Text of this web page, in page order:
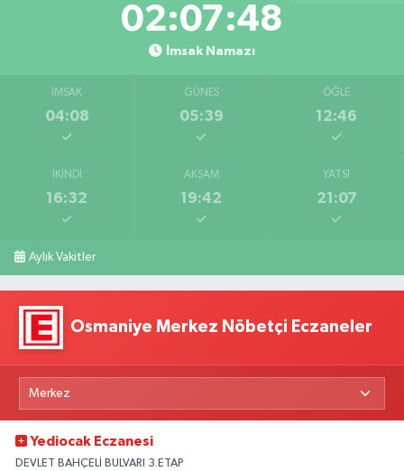
02:07:47
İmsak Namazı
İMSAK
04:08
GÜNEŞ
05:39
ÖĞLE
12:46
İKINDI
16:32
AKŞAM
19:42
YATSI
21:07
Aylık Vakitler
Osmaniye Merkez Nöbetçi Eczaneler
Yediocak Eczanesi
DEVLET BAHÇELİ BULVARI 3.ETAP